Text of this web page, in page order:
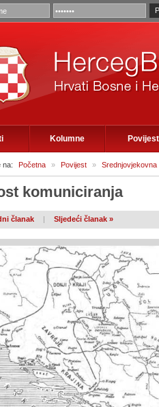
Kolumne Povijest
na: Početna » Povijest » Srednjovjekovna
komuniciranja
članak | Sljedeći članak »